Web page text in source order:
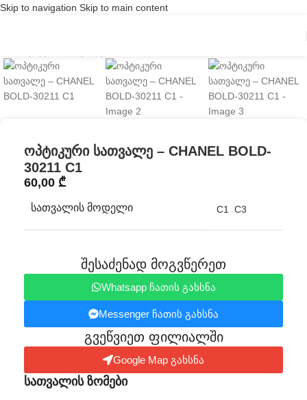
Skip to navigation Skip to main content
ოპტიკური სათვალე – CHANEL BOLD-
30211 C1
60,00 ₾
ᲡᲐᲗᲕᲐᲚᲘᲡ ᲛᲝᲓᲔᲚᲘ C1 C3
შესაძენად მოგვწერეთ
Whatsapp ჩათის გახსნა
Messenger ჩათის გახსნა
გვეწვიეთ ფილიალში​
Google Map გახსნა
სათვალის ზომები